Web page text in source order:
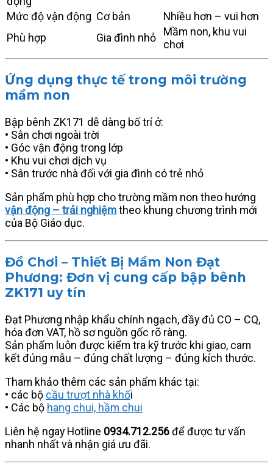
Mức độ vận động Cơ bản
Nhiều hơn – vui hơn
Phù hợp
Gia đình nhỏ
Mầm non, khu vui
chơi
Ứng dụng thực tế trong môi trường
mầm non
Bập bênh ZK171 dễ dàng bố trí ở:
• Sân chơi ngoài trời
• Góc vận động trong lớp
• Khu vui chơi dịch vụ
• Sân trước nhà đối với gia đình có trẻ nhỏ
Sản phẩm phù hợp cho trường mầm non theo hướng
vận động – trải nghiệmtheo khung chương trình mới
của Bộ Giáo dục.
Đồ Chơi – Thiết Bị Mầm Non Đạt
Phương: Đơn vị cung cấp bập bênh
ZK171 uy tín
Đạt Phương nhập khẩu chính ngạch, đầy đủ CO – CQ,
hóa đơn VAT, hồ sơ nguồn gốc rõ ràng.
Sản phẩm luôn được kiểm tra kỹ trước khi giao, cam
kết đúng mẫu – đúng chất lượng – đúng kích thước.
Tham khảo thêm các sản phẩm khác tại:
• các bộ cầu trượt nhà khối
• Các bộ hang chui, hầm chui
Liên hệ ngay Hotline 0934.712.256để được tư vấn
nhanh nhất và nhận giá ưu đãi.